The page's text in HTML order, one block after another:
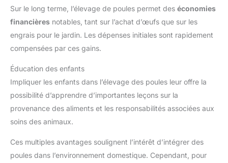
Sur le long terme, l’élevage de poules permet des économies
financières notables, tant sur l’achat d’œufs que sur les
engrais pour le jardin. Les dépenses initiales sont rapidement
compensées par ces gains.
Éducation des enfants
Impliquer les enfants dans l’élevage des poules leur offre la
possibilité d’apprendre d’importantes leçons sur la
provenance des aliments et les responsabilités associées aux
soins des animaux.
Ces multiples avantages soulignent l’intérêt d’intégrer des
poules dans l’environnement domestique. Cependant, pour